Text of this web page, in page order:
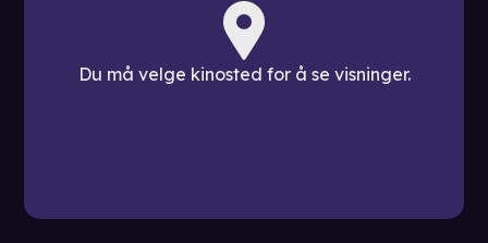
Du må velge kinosted for å se visninger.